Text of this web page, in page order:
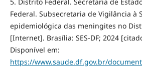
Federal. Subsecretaria de Vigilância à
epidemiológica das meningites no
[Internet]. Brasília: SES-DF; 2024
Disponível em:
https://www.saude.df.gov.br/